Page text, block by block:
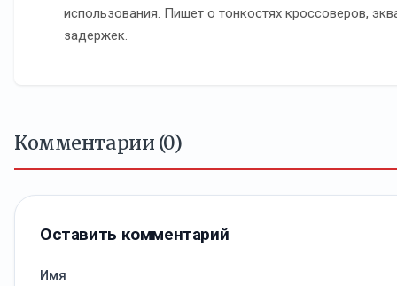
использования. Пишет о тонкостях кроссоверов,
задержек.
Комментарии (0)
Оставить комментарий
Имя